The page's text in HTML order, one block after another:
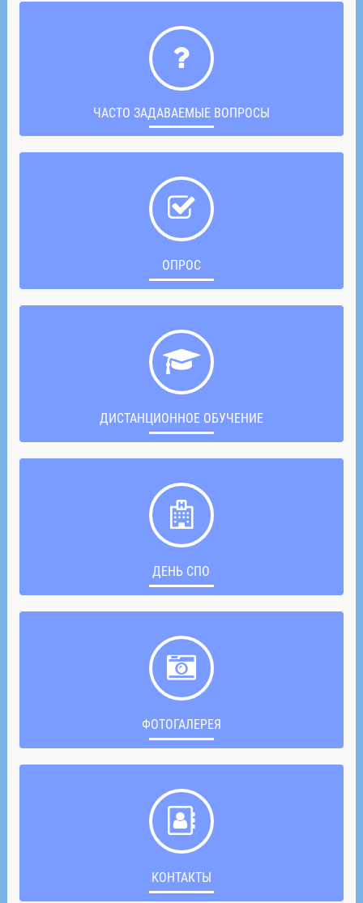
ЧАСТО ЗАДАВАЕМЫЕ ВОПРОСЫ
ОПРОС
ДИСТАНЦИОННОЕ ОБУЧЕНИЕ
ДЕНЬ СПО
ФОТОГАЛЕРЕЯ
КОНТАКТЫ